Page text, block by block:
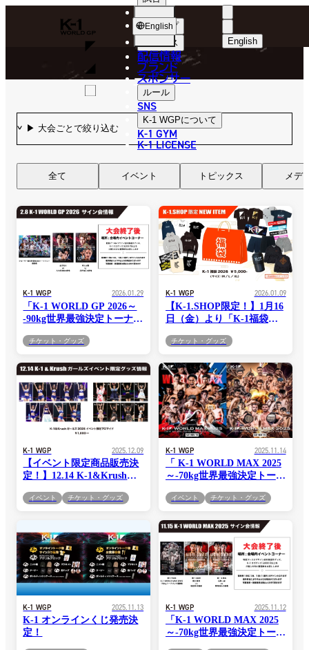
K-
WGP
English
한국어
中文（繁體
العربية
ショップ
ニュース
配信情報
ブランド
スポンサー
ルール
SNS
K-1 WGPについて
K-1 GYM
K-1 LICENSE
English
NEWS
ニュース
全て イベント トピックス メデ
K-1 WGP 2026.01.29
「K-1 WORLD GP 2026～
-90kg世界最強決定トーナメ
二体育館大会 サイン会開催
チケット・グッズ
K-1 WGP 2026.01.09
【K-1.SHOP限定！】1月16
日（金）より「K-1福袋
チケット・グッズ
K-1 WGP 2025.12.09
【イベント限定商品販売決
定！】12.14 K-1&Krushガ
＆チェキ撮影会 限定グッズ
イベント チケット・グッズ
K-1 WGP 2025.11.14
「 K-1 WORLD MAX 2025
～-70kg世界最強決定トーナ
11.15(土)代々木 当日券情報
イベント チケット・グッズ
K-1 WGP 2025.11.13
K-1 オンラインくじ発売決
定！
K-1 WGP 2025.11.12
「K-1 WORLD MAX 2025
～-70kg世界最強決定トーナ